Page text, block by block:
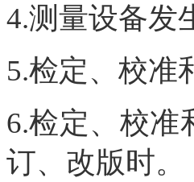
4.测量设备发
5.检定、校准
6.检定、校准
订、改版时。